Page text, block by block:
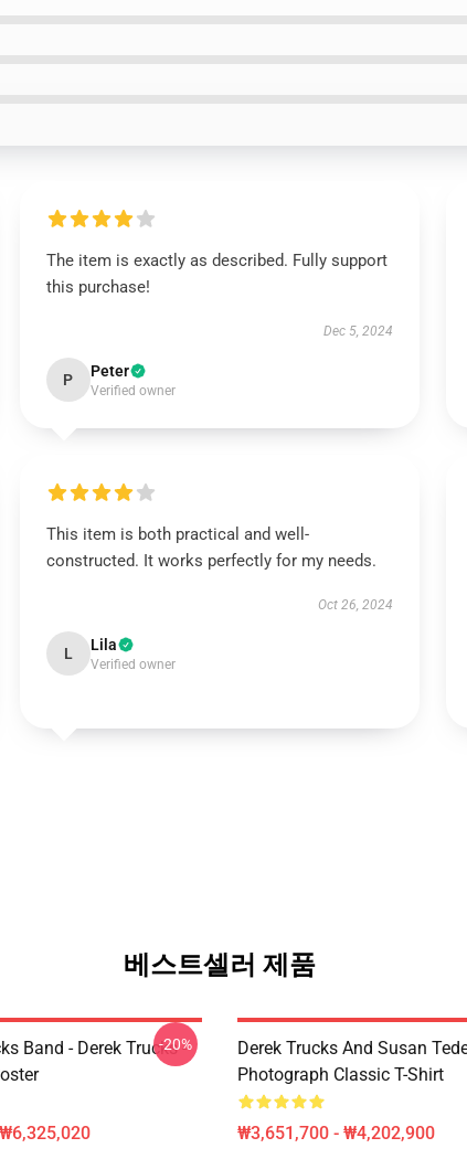
The item is exactly as described. Fully support
this purchase!
Dec 5, 2024
P Peter
Verified owner
This item is both practical and well-
constructed. It works perfectly for my needs.
Oct 26, 2024
L Lila
Verified owner
베스트셀러 제품
Band - Derek Trucks -
-20%
Derek Trucks And Susan
Photograph Classic T-Shirt
₩3,651,700 - ₩4,202,900